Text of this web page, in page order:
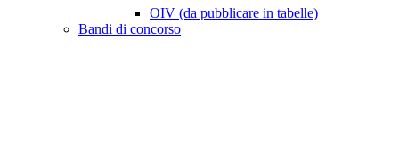
OIV (da pubblicare in tabelle)
Bandi di concorso